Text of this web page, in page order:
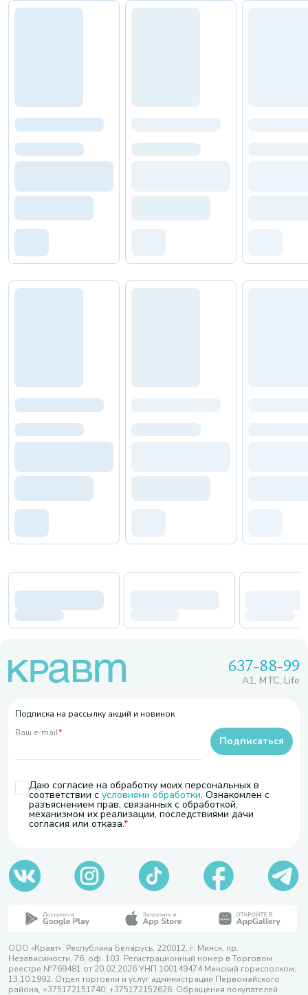
637-88-99
A1, МТС, Life
Подписка на рассылку акций и новинок
Ваш e-mail*
Даю согласие на обработку моих персональных в
соответствии с условиями обработки. Ознакомлен с
разъяснением прав, связанных с обработкой,
механизмом их реализации, последствиями дачи
согласия или отказа.
Подписаться
ООО «Кравт». Республика Беларусь, 220012, г. Минск, пр.
Независимости, 76, оф. 103. Регистрационный номер в Торговом
реестре №769481 от 20.02.2026 УНП 100149474 Минский горисполком,
13.10.1992. Отдел торговли и услуг администрации Первомайского
района, +375172151740; +375172152626. Обращения покупателей